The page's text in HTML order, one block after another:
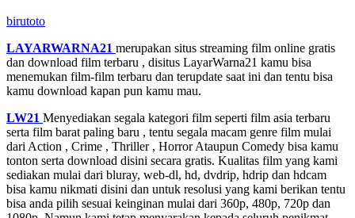
birutoto
LAYARWARNA21 merupakan situs streaming film online gratis
dan download film terbaru , disitus LayarWarna21 kamu bisa
menemukan film-film terbaru dan terupdate saat ini dan tentu bisa
kamu download kapan pun kamu mau.
LW21 Menyediakan segala kategori film seperti film asia terbaru
serta film barat paling baru , tentu segala macam genre film mulai
dari Action , Crime , Thriller , Horror Ataupun Comedy bisa kamu
tonton serta download disini secara gratis. Kualitas film yang kami
sediakan mulai dari bluray, web-dl, hd, dvdrip, hdrip dan hdcam
bisa kamu nikmati disini dan untuk resolusi yang kami berikan tentu
bisa anda pilih sesuai keinginan mulai dari 360p, 480p, 720p dan